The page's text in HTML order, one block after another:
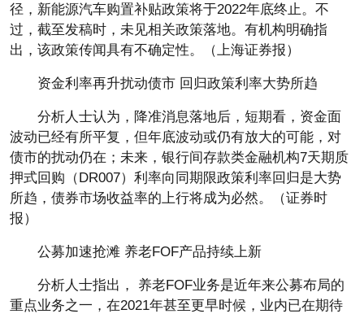
径，新能源汽车购置补贴政策将于2022年底终止。不
过，截至发稿时，未见相关政策落地。有机构明确指
出，该政策传闻具有不确定性。（上海证券报）
资金利率再升扰动债市 回归政策利率大势所趋
分析人士认为，降准消息落地后，短期看，资金面
波动已经有所平复，但年底波动或仍有放大的可能，对
债市的扰动仍在；未来，银行间存款类金融机构7天期质
押式回购（DR007）利率向同期限政策利率回归是大势
所趋，债券市场收益率的上行将成为必然。（证券时
报）
公募加速抢滩 养老FOF产品持续上新
分析人士指出， 养老FOF业务是近年来公募布局的
重点业务之一，在2021年甚至更早时候，业内已在期待